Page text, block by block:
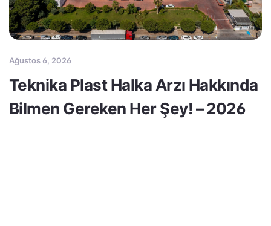
Ağustos 6, 2026
Teknika Plast Halka Arzı Hakkında
Bilmen Gereken Her Şey! – 2026